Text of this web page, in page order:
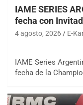
IAME SERIES
fecha con
4 agosto, 2026 E-
IAME Series
fecha de la